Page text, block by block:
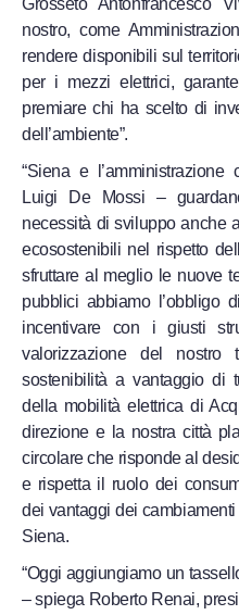
Grosseto Antonfrancesco
nostro, come
rendere disponibili sul
per i mezzi elettrici,
premiare chi ha scelto di
dell’ambiente”.
“Siena e
Luigi De Mossi –
necessità di sviluppo anche
ecosostenibili nel rispetto
sfruttare al meglio le nuove
pubblici abbiamo l’obbligo
incentivare con i giusti
valorizzazione del nostro
sostenibilità a vantaggio di
della mobilità elettrica di
direzione e la nostra città
circolare che risponde al
e rispetta il ruolo dei
dei vantaggi dei
Siena.
“Oggi aggiungiamo un
– spiega Roberto Renai,